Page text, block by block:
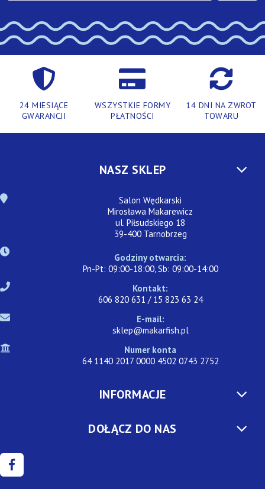
24 MIESIĄCE
GWARANCJI
WSZYSTKIE FORMY
PŁATNOŚCI
14 DNI NA ZWROT
TOWARU
NASZ SKLEP
Salon Wędkarski
Mirosława Makarewicz
ul. Piłsudskiego 18
39-400 Tarnobrzeg
Godziny otwarcia:
Pn-Pt: 09:00-18:00, Sb: 09:00-14:00
Kontakt:
606 820 631 / 15 823 63 24
E-mail:
sklep@makarfish.pl
Numer konta
64 1140 2017 0000 4502 0743 2752
INFORMACJE
DOŁĄCZ DO NAS